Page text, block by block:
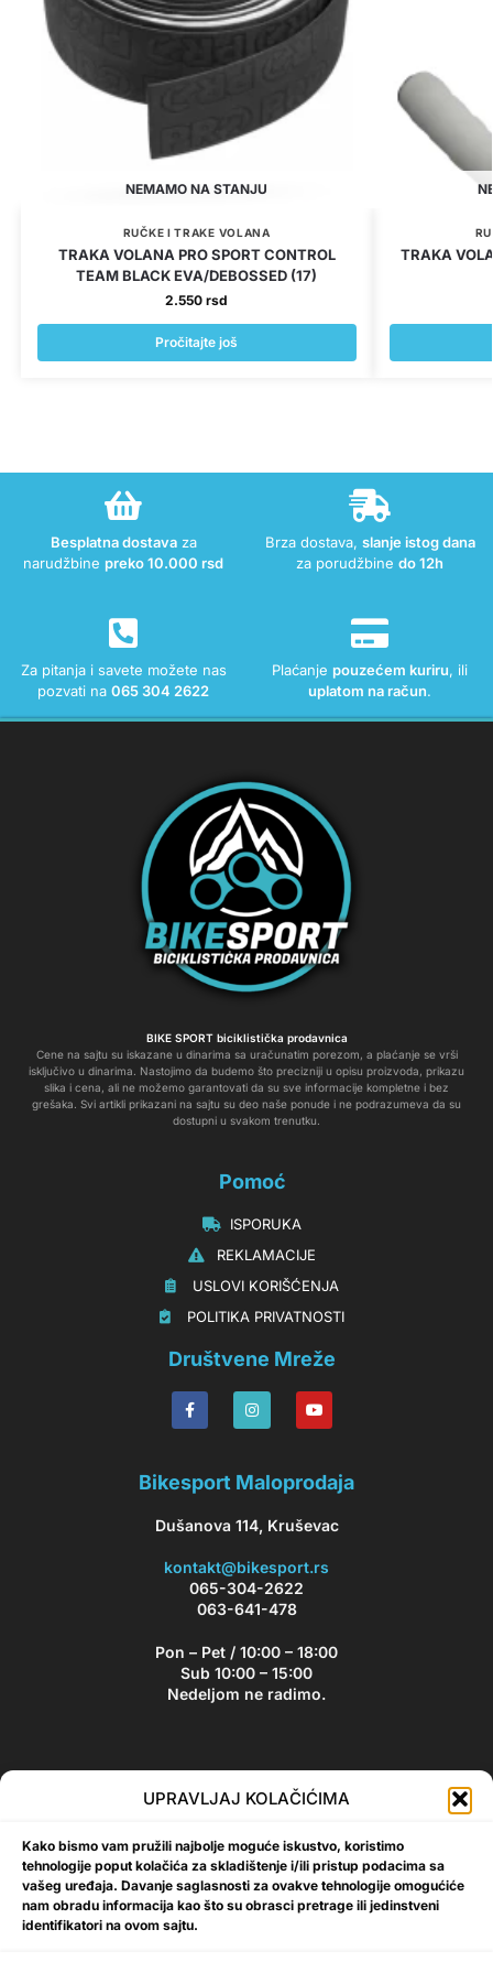
UPRAVLJAJ KOLAČIĆIMA
Kako bismo vam pružili najbolje moguće iskustvo, koristimo
tehnologije poput kolačića za skladištenje i/ili pristup podacima sa
vašeg uređaja. Davanje saglasnosti za ovakve tehnologije omogućiće
nam obradu informacija kao što su obrasci pretrage ili jedinstveni
identifikatori na ovom sajtu.
NEMAMO NA STANJU
RUČKE I TRAKE VOLANA
TRAKA VOLANA PRO SPORT CONTROL
TEAM BLACK EVA/DEBOSSED (17)
2.550rsd
Pročitajte još
TRAKA
Besplatna dostavaza
narudžbine preko 10.000 rsd
Brza dostava, slanje istog dana
za porudžbine do 12h
Za pitanja i savete možete nas
pozvati na 065 304 2622
Plaćanje pouzećem kuriru, ili
uplatom na račun.
BIKE SPORT biciklistička prodavnica
Cene na sajtu su iskazane u dinarima sa uračunatim porezom, a plaćanje se vrši
isključivo u dinarima. Nastojimo da budemo što precizniji u opisu proizvoda, prikazu
slika i cena, ali ne možemo garantovati da su sve informacije kompletne i bez
grešaka. Svi artikli prikazani na sajtu su deo naše ponude i ne podrazumeva da su
dostupni u svakom trenutku.
Pomoć
‏‏‎‏‏‎ ‎ISPORUKA
‏‏‏‏‎ ‎‎‎‎‎‎REKLAMACIJE‎‎‎
‏‏‎‏‏‎ ‎‎USLOVI KORIŠĆENJA
‏‏‏‎ ‎‎POLITIKA PRIVATNOSTI
Društvene Mreže
Bikesport Maloprodaja
Dušanova 114, Kruševac
kontakt@bikesport.rs
065-304-2622
063-641-478
Pon – Pet / 10:00 – 18:00
Sub 10:00 – 15:00
Nedeljom ne radimo.
Bikesport Newsletter
akcijama i popustima!